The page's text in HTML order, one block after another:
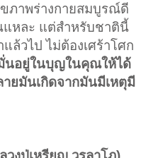
ภาพร่างกายสมบูรณ์ดี
หละ แต่สำหรับชาตินี้
ล้วไป ไม่ต้องเศร้าโศก
นอยู่ในบุญในคุณให้ได้
ยมันเกิดจากมันมีเหตุมี